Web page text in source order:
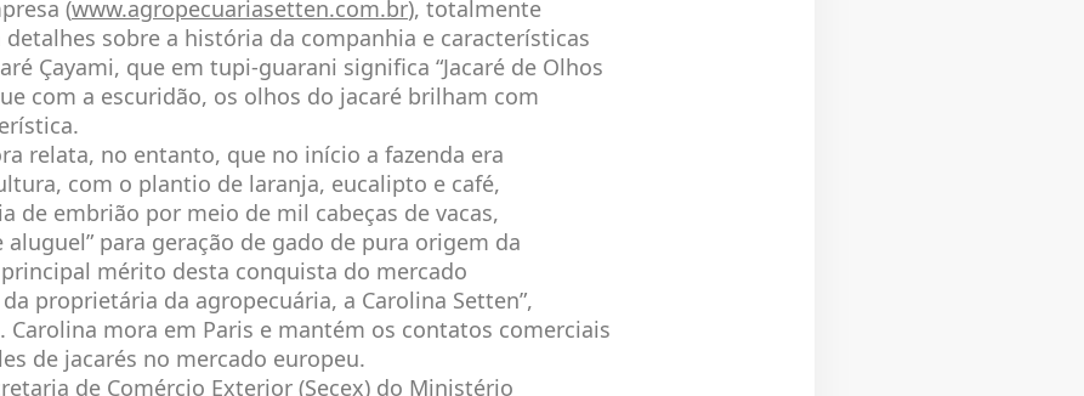
(www.agropecuariasetten.com.br), totalmente
sobre a história da companhia e características
Çayami, que em tupi-guarani significa “Jacaré de Olhos
com a escuridão, os olhos do jacaré brilham com
relata, no entanto, que no início a fazenda era
com o plantio de laranja, eucalipto e café,
de embrião por meio de mil cabeças de vacas,
aluguel” para geração de gado de pura origem da
principal mérito desta conquista do mercado
proprietária da agropecuária, a Carolina Setten”,
Carolina mora em Paris e mantém os contatos comerciais
de jacarés no mercado europeu.
de Comércio Exterior (Secex) do Ministério